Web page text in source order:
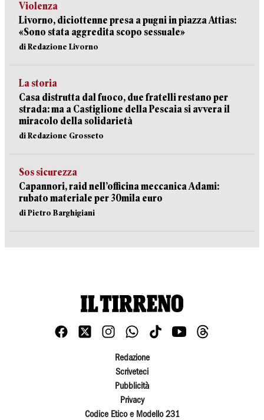
Violenza
Livorno, diciottenne presa a pugni in piazza Attias:
«Sono stata aggredita scopo sessuale»
di Redazione Livorno
La storia
Casa distrutta dal fuoco, due fratelli restano per
strada: ma a Castiglione della Pescaia si avvera il
miracolo della solidarietà
di Redazione Grosseto
Sos sicurezza
Capannori, raid nell’officina meccanica Adami:
rubato materiale per 30mila euro
di Pietro Barghigiani
Redazione
Scriveteci
Pubblicità
Privacy
Codice Etico e Modello 231